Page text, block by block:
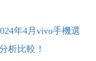
年4月vivo手機選
析比較！